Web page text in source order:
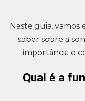
Neste guia, vamos
saber sobre a
importância e
Qual é a